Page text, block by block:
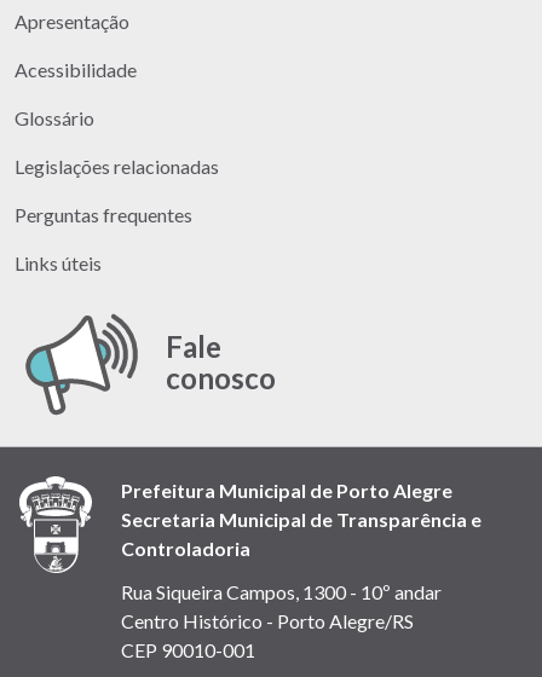
Apresentação
Acessibilidade
Glossário
Legislações relacionadas
Perguntas frequentes
Links úteis
Fale
conosco
Prefeitura Municipal de Porto Alegre
Secretaria Municipal de Transparência e
Controladoria
Rua Siqueira Campos, 1300 - 10º andar
Centro Histórico - Porto Alegre/RS
CEP 90010-001